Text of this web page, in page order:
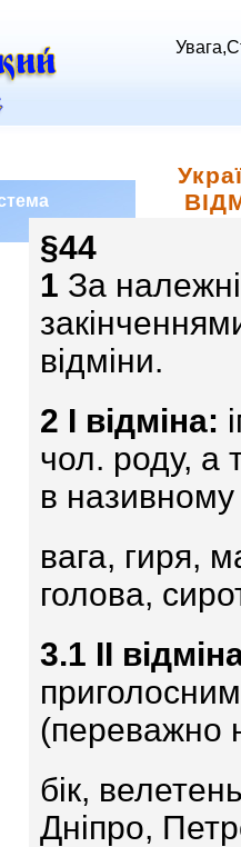
§44
1 За
відміни.
2 I відміна:
чол. роду, а
в називному
вага, гиря,
голова,
3.1 II
(переважно
бік,
Дніпро,